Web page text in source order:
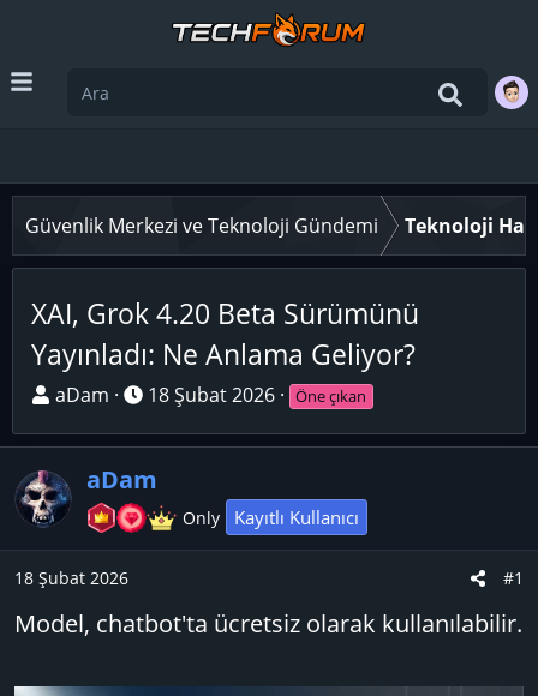
Güvenlik Merkezi ve Teknoloji Gündemi Teknoloji
XAI, Grok 4.20 Beta Sürümünü
Yayınladı: Ne Anlama Geliyor?
K
n
u
y
B
ş
a
aDam
B
ş
l
a
n
ç
a
18 Şubat 2026 Öne çıkan
aDam
Only Kayıtlı Kullanıcı
18 Şubat 2026 #1
Model, chatbot'ta ücretsiz olarak kullanılabilir.